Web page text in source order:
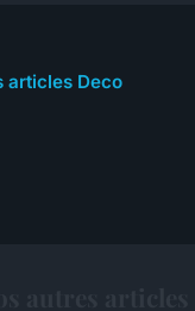
articles Deco